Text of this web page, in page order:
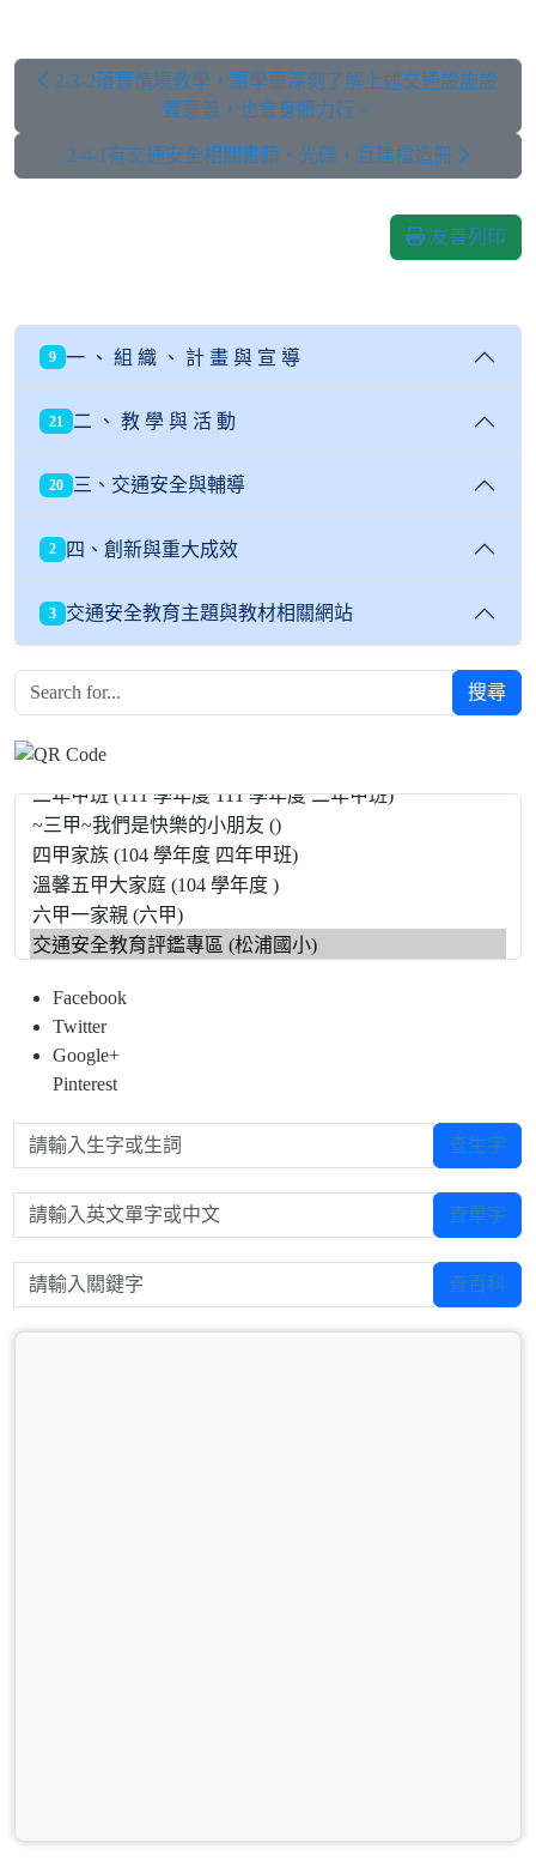
2-3-2落實情境教學，讓學童深刻了解上述交通設施設
置意義，也會身體力行。
2-4-1有交通安全相關書籍、光碟，且建檔造冊
友善列印
9 一 、 組 織 、 計 畫 與 宣 導
21 二 、 教 學 與 活 動
20 三、交通安全與輔導
2 四、創新與重大成效
3 交通安全教育主題與教材相關網站
搜尋
Facebook
Twitter
Google+
Pinterest
請輸入生字或生詞 查生字
請輸入英文單字或中文 查單字
請輸入關鍵字 查百科